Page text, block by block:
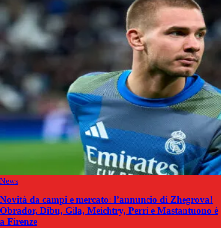
News
Novità da campi e mercato: l’annuncio di Zhegrova!
Obrador, Dibu, Gila, Meichtry, Perri e Mastantuono è
a Firenze